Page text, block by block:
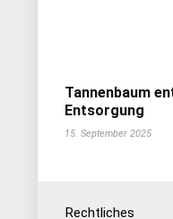
Tannenbaum
Entsorgung
15. September 2025
Rechtliches